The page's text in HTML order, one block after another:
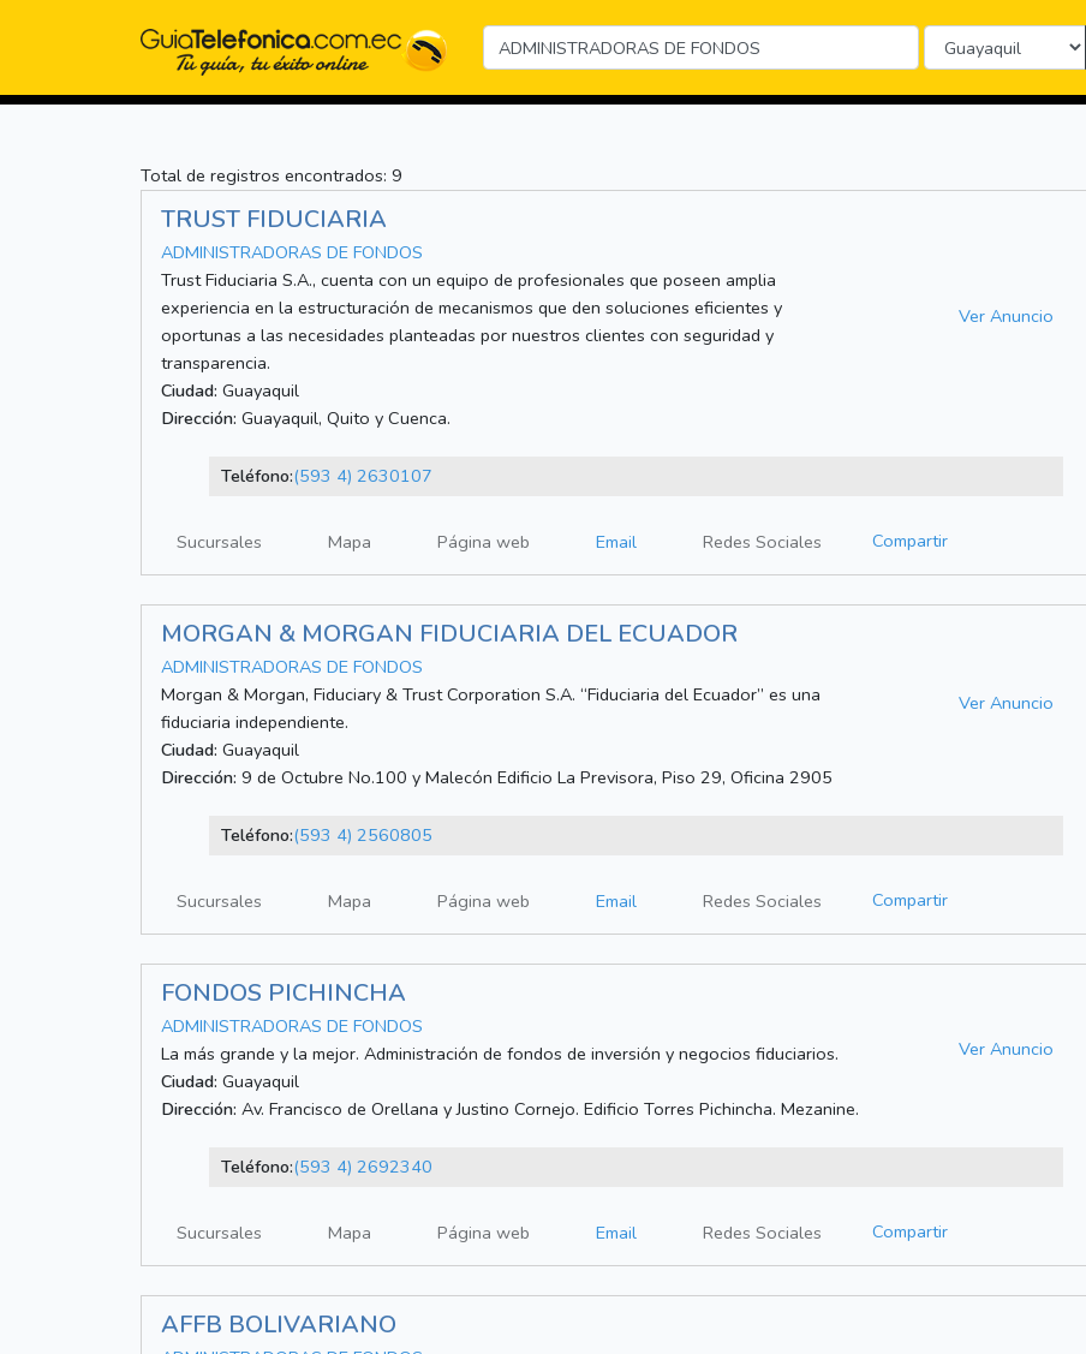
Total de registros encontrados: 9
TRUST FIDUCIARIA
ADMINISTRADORAS DE FONDOS
Trust Fiduciaria S.A., cuenta con un equipo de profesionales que poseen amplia
experiencia en la estructuración de mecanismos que den soluciones eficientes y
oportunas a las necesidades planteadas por nuestros clientes con seguridad y
transparencia.
Ciudad: Guayaquil
Dirección: Guayaquil, Quito y Cuenca.
Ver Anuncio
Teléfono:(593 4) 2630107
Sucursales Mapa Página web Email Redes Sociales Compartir
MORGAN & MORGAN FIDUCIARIA DEL ECUADOR
ADMINISTRADORAS DE FONDOS
Morgan & Morgan, Fiduciary & Trust Corporation S.A. “Fiduciaria del Ecuador” es una
fiduciaria independiente.
Ciudad: Guayaquil
Dirección: 9 de Octubre No.100 y Malecón Edificio La Previsora, Piso 29, Oficina 2905
Ver Anuncio
Teléfono:(593 4) 2560805
Sucursales Mapa Página web Email Redes Sociales Compartir
FONDOS PICHINCHA
ADMINISTRADORAS DE FONDOS
La más grande y la mejor. Administración de fondos de inversión y negocios fiduciarios.
Ciudad: Guayaquil
Dirección: Av. Francisco de Orellana y Justino Cornejo. Edificio Torres Pichincha. Mezanine.
Ver Anuncio
Teléfono:(593 4) 2692340
Sucursales Mapa Página web Email Redes Sociales Compartir
AFFB BOLIVARIANO